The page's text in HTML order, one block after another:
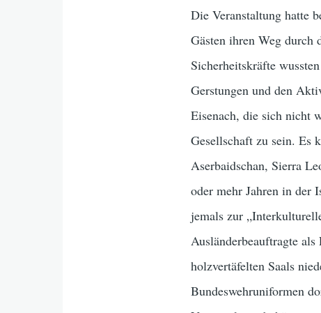
Die Veranstaltung hatte
Gästen ihren Weg durch
Sicherheitskräfte
Gerstungen und den
Eisenach, die sich nicht
Gesellschaft zu sein. Es
Aserbaidschan, Sierra
oder mehr Jahren in der
jemals zur
Ausländerbeauftragte
holzvertäfelten Saals
Bundeswehruniformen